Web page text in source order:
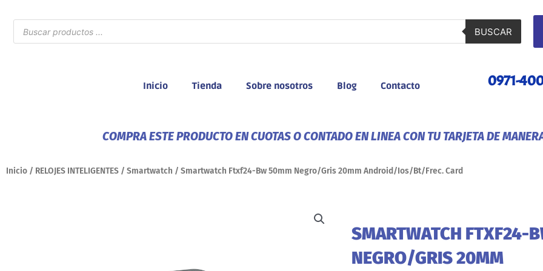
contenido
Búsqueda
de
productos
BUSCAR
Inicio Tienda Sobre nosotros Blog Contacto 0971-
COMPRA ESTE PRODUCTO EN CUOTAS O CONTADO EN LINEA CON TU TARJETA DE
Inicio / RELOJES INTELIGENTES / Smartwatch / Smartwatch Ftxf24-Bw 50mm Negro/Gris 20mm Android/Ios/Bt/Frec. Card
SMARTWATCH FTXF24-
NEGRO/GRIS 20MM